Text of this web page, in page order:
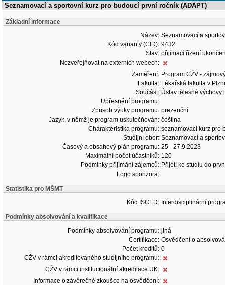
Seznamovací a sportovní kurz pro budoucí první ročník (ADAPT)
Základní informace
Název: Seznamovací a
Kód varianty (CID): 9432
Stav: přijímací řízení
Nezveřejňovat na externích webech:
Zaměření: Program CŽV -
Fakulta: Lékařská fakulta v Plzni
Součást: Ústav tělesné výchovy
Upřesnění programu:
Způsob výuky programu: prezenční
Jazyk, v němž je program uskutečňován: čeština
Charakteristika programu: seznamovací kurz pro
Studijní obor: Seznamovací a
Časový a obsahový plán programu: 25 - 27.9.2023
Maximální počet účastníků: 120
Podmínky přijímání zájemců: Přijetí ke studiu do
Logo sponzora:
Statistika pro MŠMT
Kód ISCED: Interdisciplinární
Podmínky absolvování a kvalifikace
Podmínky absolvování programu: jiná
Certifikace: Osvědčení o
Počet kreditů: 0
CŽV v rámci akreditovaného studijního programu:
CŽV v rámci institucionální akreditace UK:
Informace o závěrečné zkoušce na osvědčení: